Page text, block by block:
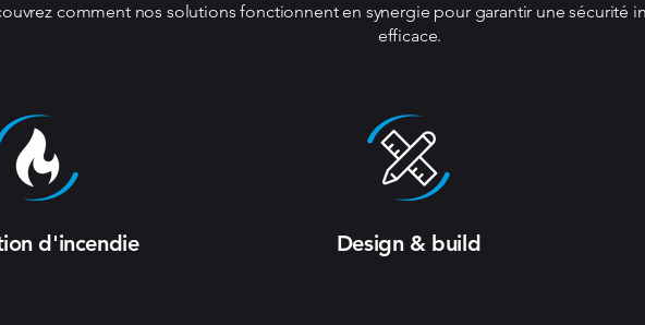
comment nos solutions fonctionnent en synergie pour garantir une sécurité
efficace.
d'incendie Design & build